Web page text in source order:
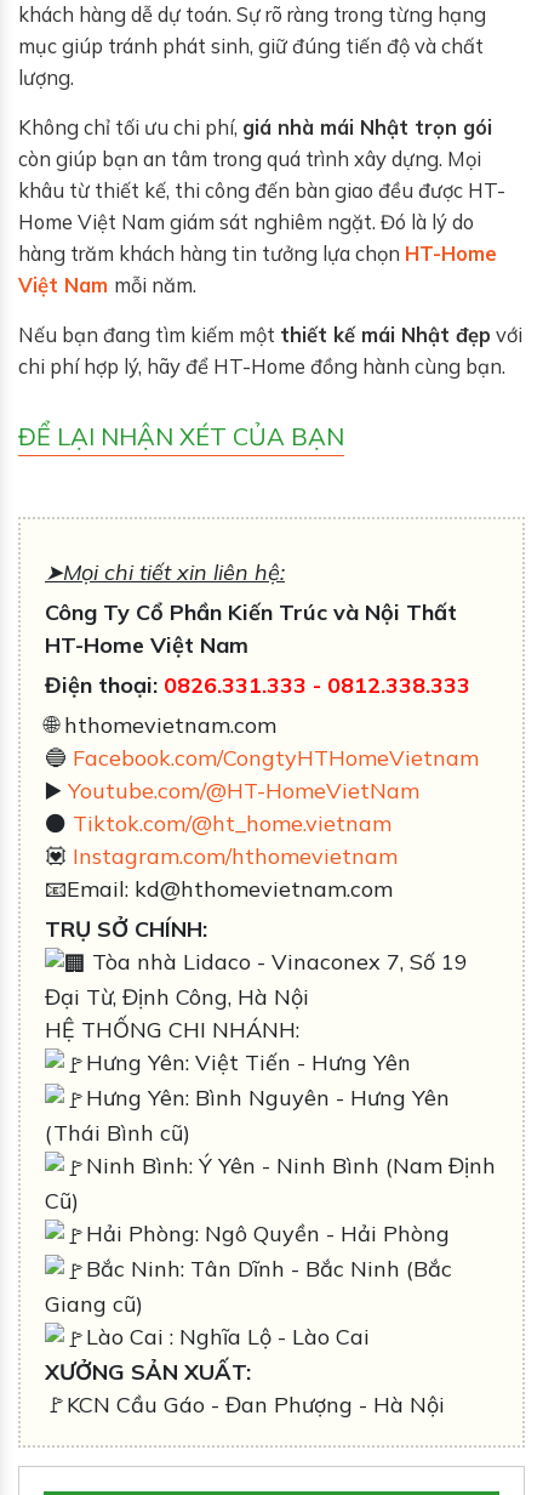
khách hàng dễ dự toán. Sự rõ ràng trong từng hạng
mục giúp tránh phát sinh, giữ đúng tiến độ và chất
lượng.
Không chỉ tối ưu chi phí, giá nhà mái Nhật trọn gói
còn giúp bạn an tâm trong quá trình xây dựng. Mọi
khâu từ thiết kế, thi công đến bàn giao đều được HT-
Home Việt Nam giám sát nghiêm ngặt. Đó là lý do
hàng trăm khách hàng tin tưởng lựa chọn HT-Home
Việt Nam mỗi năm.
Nếu bạn đang tìm kiếm một thiết kế mái Nhật đẹp với
chi phí hợp lý, hãy để HT-Home đồng hành cùng bạn.
ĐỂ LẠI NHẬN XÉT CỦA BẠN
➤Mọi chi tiết xin liên hệ:
Công Ty Cổ Phần Kiến Trúc và Nội Thất
HT-Home Việt Nam
Điện thoại: 0826.331.333 - 0812.338.333
🌐 hthomevietnam.com
🔵 Facebook.com/CongtyHTHomeVietnam
▶️ Youtube.com/@HT-HomeVietNam
⚫️ Tiktok.com/@ht_home.vietnam
💟 Instagram.com/hthomevietnam
📧Email: kd@hthomevietnam.com
TRỤ SỞ CHÍNH:
Tòa nhà Lidaco - Vinaconex 7, Số 19
Đại Từ, Định Công, Hà Nội
HỆ THỐNG CHI NHÁNH:
Hưng Yên: Việt Tiến - Hưng Yên
Hưng Yên: Bình Nguyên - Hưng Yên
(Thái Bình cũ)
Ninh Bình: Ý Yên - Ninh Bình (Nam Định
Cũ)
Hải Phòng: Ngô Quyền - Hải Phòng
Bắc Ninh: Tân Dĩnh - Bắc Ninh (Bắc
Giang cũ)
Lào Cai : Nghĩa Lộ - Lào Cai
XƯỞNG SẢN XUẤT:
🚩KCN Cầu Gáo - Đan Phượng - Hà Nội